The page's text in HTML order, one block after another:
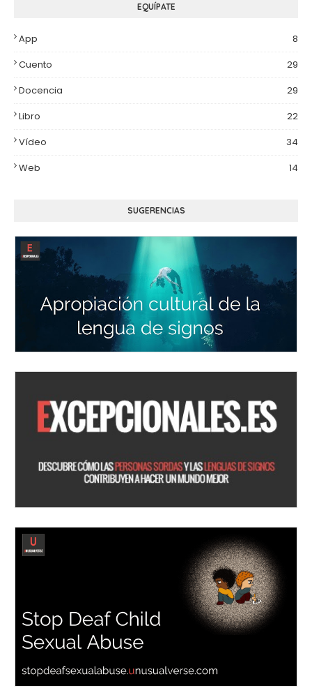
EQUÍPATE
App
8
Cuento
29
Docencia
29
Libro
22
Vídeo
34
Web
14
SUGERENCIAS